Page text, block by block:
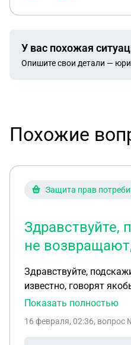
У вас похожая
Опишите свои детали —
Похожие
Защита прав
Здравствуйте,
не
Здравствуйте,
известно, говорят
Показать полностью
16 февраля, 02:36, вопрос